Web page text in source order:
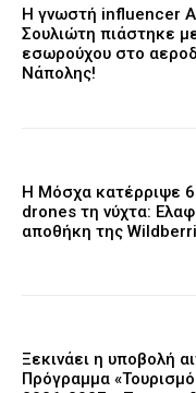
Η γνωστή influencer
Σουλιώτη πιάστηκε
εσωρούχου στο
Νάπολης!
Η Μόσχα κατέρριψε
drones τη νύχτα:
αποθήκη της
Ξεκινάει η υποβολή
Πρόγραμμα